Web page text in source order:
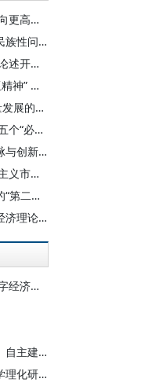
裴长洪 徐航天：我国开放型经济向更高水平提升的内涵与趋势
裴长洪：中国经济学的继承性、民族性问题探讨
裴长洪 倪江飞：习近平全球问题论述开拓了马克思主义世界经济理论新境界
裴长洪 倪江飞：弘扬“中国—中亚精神” 携手推进共同现代化
裴长洪：“十五五”促进经济高质量发展的三条主线
裴长洪 彭磊：习近平经济思想中五个“必须统筹”论述与“两个结合”
裴长洪：金融强国理念的中华文脉与创新发展
裴长洪 倪江飞：构建高水平社会主义市场经济体制与中华文明
裴长洪：中国共产党经济思想中的“第二个结合”
裴长洪：中华文明与马克思主义经济理论在中国的传播
刘儒 周梅青：习近平关于发展数字经济重要论述的理论蕴涵和实践指向
曾楠：新时代人文经济学的渊源、自主建构及其对西方经济学的批判超越
张雷声：习近平经济思想体系化学理化研究